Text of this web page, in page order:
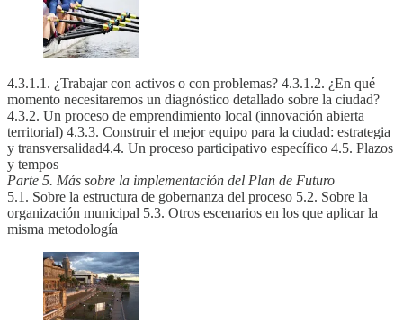
4.3.1.1. ¿Trabajar con activos o con problemas? 4.3.1.2. ¿En qué
momento necesitaremos un diagnóstico detallado sobre la ciudad?
4.3.2. Un proceso de emprendimiento local (innovación abierta
territorial) 4.3.3. Construir el mejor equipo para la ciudad: estrategia
y transversalidad4.4. Un proceso participativo específico 4.5. Plazos
y tempos
Parte 5. Más sobre la implementación del Plan de Futuro
5.1. Sobre la estructura de gobernanza del proceso 5.2. Sobre la
organización municipal 5.3. Otros escenarios en los que aplicar la
misma metodología